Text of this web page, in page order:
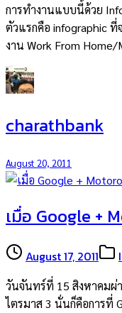
การทำงานแบบนี้ด้วย
ตัวแรกคือ infographic ที่
งาน Work From
charathbank
August 20, 2011
เมื่อ Google +
August 17, 2011
วันจันทร์ที่ 15 สิงหาคมผ่
ไตรมาส 3 นั่นก็คือการที่